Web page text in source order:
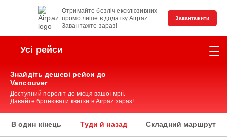
Отримайте безліч ексклюзивних
промо лише в додатку Airpaz .
Завантажте зараз!
Завантажити
Усі рейси
Знайдіть дешеві рейси до
Vancouver
Доступний переліт до місця вашої мрії.
Давайте бронювати квитки в Airpaz зараз!
В один кінець Туди й назад Складний маршрут